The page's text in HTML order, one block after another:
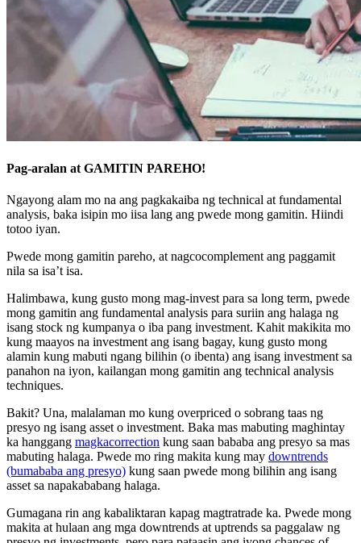
Pag-aralan at GAMITIN PAREHO!
Ngayong alam mo na ang pagkakaiba ng technical at fundamental
analysis, baka isipin mo iisa lang ang pwede mong gamitin. Hiindi
totoo iyan.
Pwede mong gamitin pareho, at nagcocomplement ang paggamit
nila sa isa’t isa.
Halimbawa, kung gusto mong mag-invest para sa long term, pwede
mong gamitin ang fundamental analysis para suriin ang halaga ng
isang stock ng kumpanya o iba pang investment. Kahit makikita mo
kung maayos na investment ang isang bagay, kung gusto mong
alamin kung mabuti ngang bilihin (o ibenta) ang isang investment sa
panahon na iyon, kailangan mong gamitin ang technical analysis
techniques.
Bakit? Una, malalaman mo kung overpriced o sobrang taas ng
presyo ng isang asset o investment. Baka mas mabuting maghintay
ka hanggang magkacorrection kung saan bababa ang presyo sa mas
mabuting halaga. Pwede mo ring makita kung may downtrends
(bumababa ang presyo) kung saan pwede mong bilihin ang isang
asset sa napakababang halaga.
Gumagana rin ang kabaliktaran kapag magtratrade ka. Pwede mong
makita at hulaan ang mga downtrends at uptrends sa paggalaw ng